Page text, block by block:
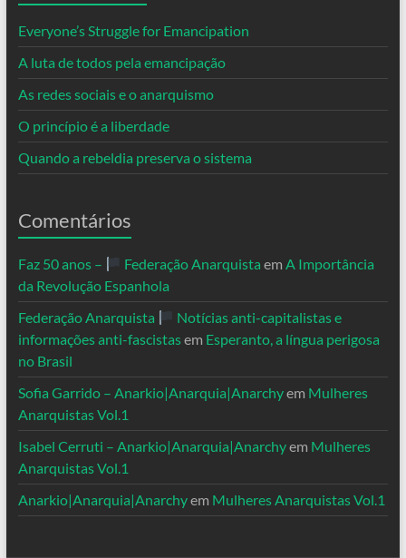
Everyone’s Struggle for Emancipation
A luta de todos pela emancipação
As redes sociais e o anarquismo
O princípio é a liberdade
Quando a rebeldia preserva o sistema
Comentários
Faz 50 anos – Federação Anarquista em A Importância
da Revolução Espanhola
Federação Anarquista
Notícias anti-capitalistas e
informações anti-fascistasem Esperanto, a língua perigosa
no Brasil
Sofia Garrido – Anarkio|Anarquia|Anarchyem Mulheres
Anarquistas Vol.1
Isabel Cerruti – Anarkio|Anarquia|Anarchyem Mulheres
Anarquistas Vol.1
Anarkio|Anarquia|Anarchyem Mulheres Anarquistas Vol.1